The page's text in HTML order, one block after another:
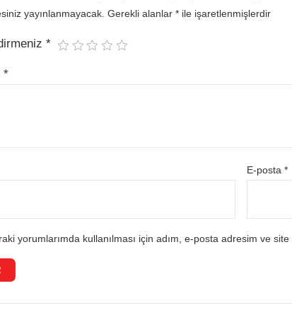
yayınlanmayacak. Gerekli alanlar* ile işaretlenmişlerdir
*
*
E-posta*
yorumlarımda kullanılması için adım, e-posta adresim ve site